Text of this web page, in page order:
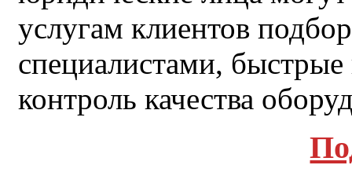
услугам клиентов
специалистами,
контроль качества